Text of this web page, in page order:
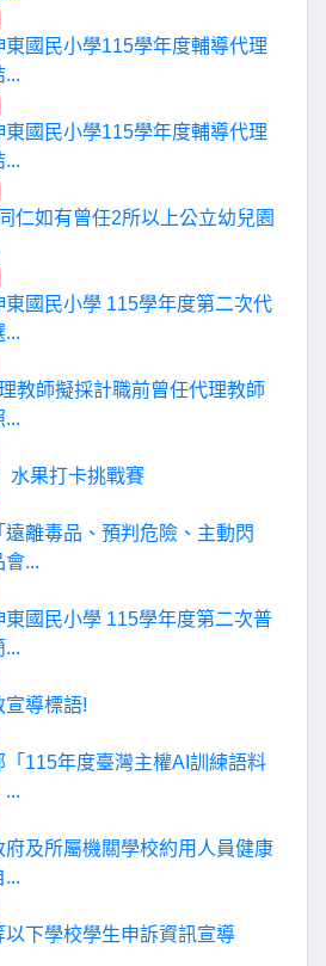
國民小學115學年度輔導代理
...
國民小學115學年度輔導代理
...
仁如有曾任2所以上公立幼兒園
國民小學 115學年度第二次代
...
教師擬採計職前曾任代理教師
...
水果打卡挑戰賽
離毒品、預判危險、主動閃
...
國民小學 115學年度第二次普
...
宣導標語!
115年度臺灣主權AI訓練語料
...
及所屬機關學校約用人員健康
...
下學校學生申訴資訊宣導